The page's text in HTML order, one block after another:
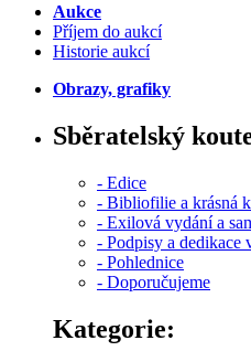
Aukce
Příjem do aukcí
Historie aukcí
Obrazy, grafiky
Sběratelský
- Edice
- Bibliofilie a krásná
- Exilová vydání a
- Podpisy a dedikace
- Pohlednice
- Doporučujeme
Kategorie: